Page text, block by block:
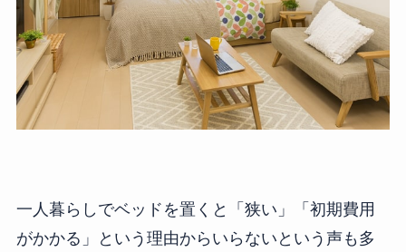
一人暮らしでベッドを置くと「狭い」「初期費用
がかかる」という理由からいらないという声も多